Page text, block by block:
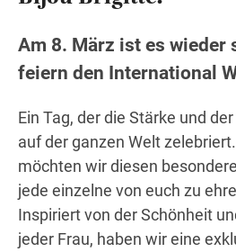
Am 8. März ist es wieder
feiern den International
Ein Tag, der die Stärke und
auf der ganzen Welt
möchten wir diesen
jede einzelne von euch zu
Inspiriert von der Schönheit
jeder Frau, haben wir eine